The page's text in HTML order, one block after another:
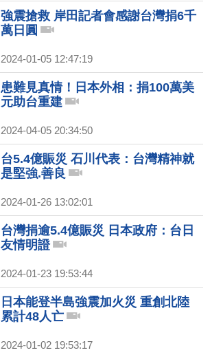
強震搶救 岸田記者會感謝台灣捐6千
萬日圓
2024-01-05 12:47:19
患難見真情！日本外相：捐100萬美
元助台重建
2024-04-05 20:34:50
台5.4億賑災 石川代表：台灣精神就
是堅強.善良
2024-01-26 13:02:01
台灣捐逾5.4億賑災 日本政府：台日
友情明證
2024-01-23 19:53:44
日本能登半島強震加火災 重創北陸
累計48人亡
2024-01-02 19:53:17